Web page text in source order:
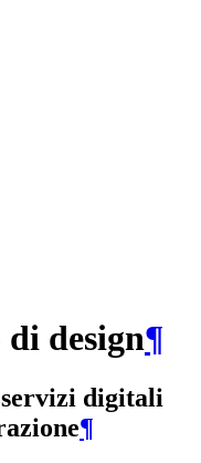
design¶
digitali
¶